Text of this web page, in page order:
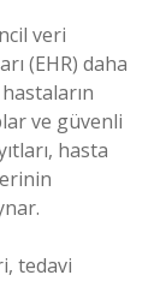
veri
(EHR) daha
ve güvenli
hasta
tedavi